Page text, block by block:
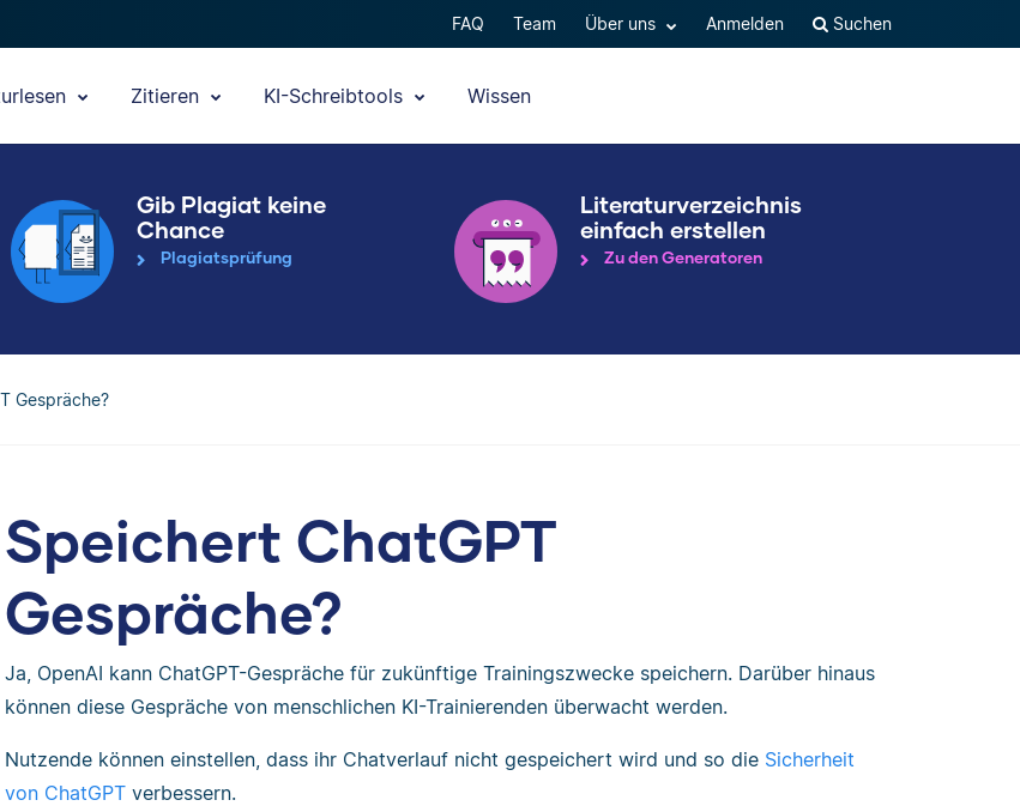
FAQ Team Über uns Anmelden Suchen
Zitieren KI-Schreibtools Wissen
Gib Plagiat keine
Chance
Plagiatsprüfung
Literaturverzeichnis
einfach erstellen
Zu den Generatoren
Gespräche?
Speichert ChatGPT
Gespräche?
Ja, OpenAI kann ChatGPT-Gespräche für zukünftige Trainingszwecke speichern. Darüber hinaus
können diese Gespräche von menschlichen KI-Trainierenden überwacht werden.
Nutzende können einstellen, dass ihr Chatverlauf nicht gespeichert wird und so die Sicherheit
von ChatGPTverbessern.